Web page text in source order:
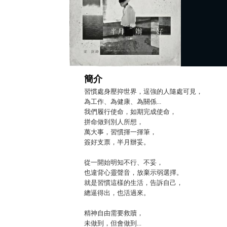
簡介
習慣處身壓抑世界，逞強的人隨處可見，
為工作、為健康、為關係...
我們履行使命，如期完成使命，
拼命做到別人所想，
萬大事，習慣揮一揮筆，
簽好支票，半月辦妥。
從一開始明知不行、不妥，
也違背心靈聲音，放棄示弱選擇。
就是習慣這樣的生活，告訴自己，
總逼得出，也活過來。
精神自由需要救贖，
未做到，但會做到...